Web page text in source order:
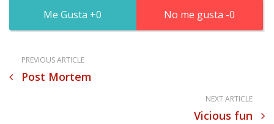
0 0
PREVIOUS ARTICLE
Post Mortem
NEXT ARTICLE
Vicious fun